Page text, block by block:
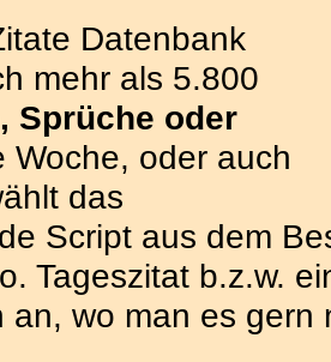
Datenbank
mehr als 5.800
Sprüche oder
Woche, oder auch
das
Script aus dem
o. Tageszitat b.z.w.
an, wo man es gern